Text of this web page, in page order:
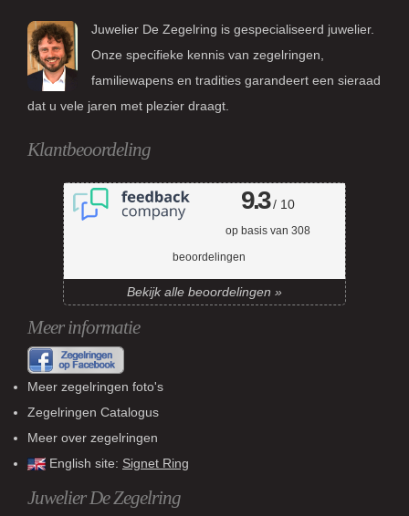
Juwelier De Zegelring is gespecialiseerd juwelier.
Onze specifieke kennis van zegelringen,
familiewapens en tradities garandeert een sieraad
dat u vele jaren met plezier draagt.
Klantbeoordeling
9.3/ 10
op basis van 308
beoordelingen
Bekijk alle beoordelingen »
Meer informatie
Meer zegelringen foto's
Zegelringen Catalogus
Meer over zegelringen
English site: Signet Ring
Juwelier De Zegelring